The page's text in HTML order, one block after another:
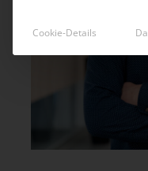
Cookie-Details